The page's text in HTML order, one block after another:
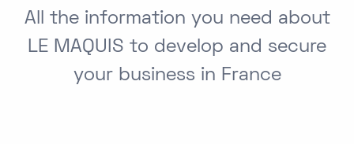
All the information you need about
LE MAQUIS to develop and secure
your business in France